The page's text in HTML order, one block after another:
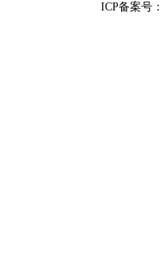
ICP备案号：